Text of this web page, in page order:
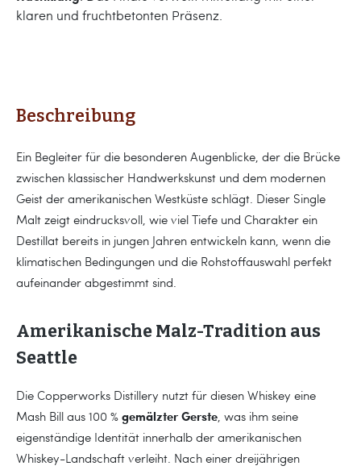
klaren und fruchtbetonten Präsenz.
Beschreibung
Ein Begleiter für die besonderen Augenblicke, der die Brücke
zwischen klassischer Handwerkskunst und dem modernen
Geist der amerikanischen Westküste schlägt. Dieser Single
Malt zeigt eindrucksvoll, wie viel Tiefe und Charakter ein
Destillat bereits in jungen Jahren entwickeln kann, wenn die
klimatischen Bedingungen und die Rohstoffauswahl perfekt
aufeinander abgestimmt sind.
Amerikanische Malz-Tradition aus
Seattle
Die Copperworks Distillery nutzt für diesen Whiskey eine
Mash Bill aus 100 % gemälzter Gerste, was ihm seine
eigenständige Identität innerhalb der amerikanischen
Whiskey-Landschaft verleiht. Nach einer dreijährigen